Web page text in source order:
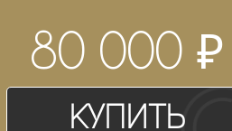
80 000₽
Купить